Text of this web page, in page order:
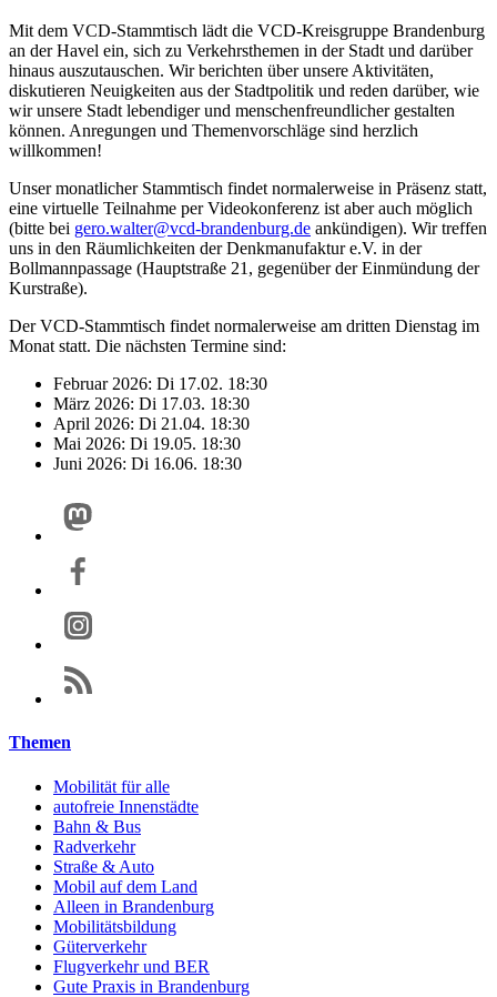
Mit dem VCD-Stammtisch lädt die VCD-Kreisgruppe Brandenburg
an der Havel ein, sich zu Verkehrsthemen in der Stadt und darüber
hinaus auszutauschen. Wir berichten über unsere Aktivitäten,
diskutieren Neuigkeiten aus der Stadtpolitik und reden darüber, wie
wir unsere Stadt lebendiger und menschenfreundlicher gestalten
können. Anregungen und Themenvorschläge sind herzlich
willkommen!
Unser monatlicher Stammtisch findet normalerweise in Präsenz statt,
eine virtuelle Teilnahme per Videokonferenz ist aber auch möglich
(bitte bei gero.walter@vcd-brandenburg.de ankündigen). Wir treffen
uns in den Räumlichkeiten der Denkmanufaktur e.V. in der
Bollmannpassage (Hauptstraße 21, gegenüber der Einmündung der
Kurstraße).
Der VCD-Stammtisch findet normalerweise am dritten Dienstag im
Monat statt. Die nächsten Termine sind:
Februar 2026: Di 17.02. 18:30
März 2026: Di 17.03. 18:30
April 2026: Di 21.04. 18:30
Mai 2026: Di 19.05. 18:30
Juni 2026: Di 16.06. 18:30
Themen
Mobilität für alle
autofreie Innenstädte
Bahn & Bus
Radverkehr
Straße & Auto
Mobil auf dem Land
Alleen in Brandenburg
Mobilitätsbildung
Güterverkehr
Flugverkehr und BER
Gute Praxis in Brandenburg